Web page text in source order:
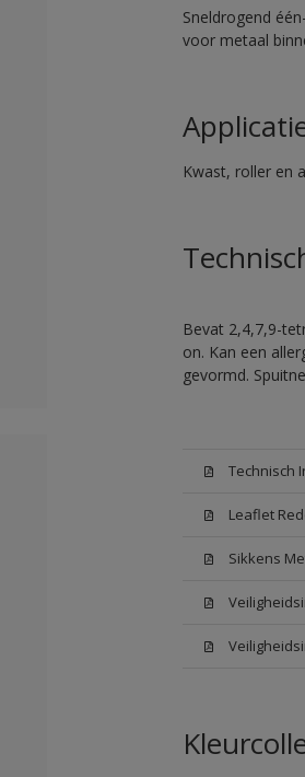
Sneldrogend
voor metaal
Kwast, roller en
Bevat 2,4,7,9-
on. Kan een
gevormd.
Technisch
Leaflet
Sikkens